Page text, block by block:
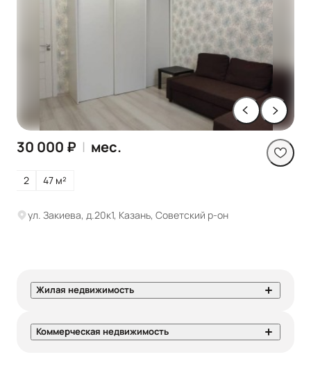
30 000 ₽ | мес.
2 47 м²
ул. Закиева, д.20к1, Казань, Советский р-он
Жилая недвижимость
Коммерческая недвижимость